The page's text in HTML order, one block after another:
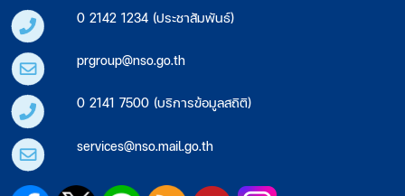
0 2142 1234 (ประชาสัมพันธ์)
prgroup@nso.go.th
0 2141 7500 (บริการข้อมูลสถิติ)
services@nso.mail.go.th